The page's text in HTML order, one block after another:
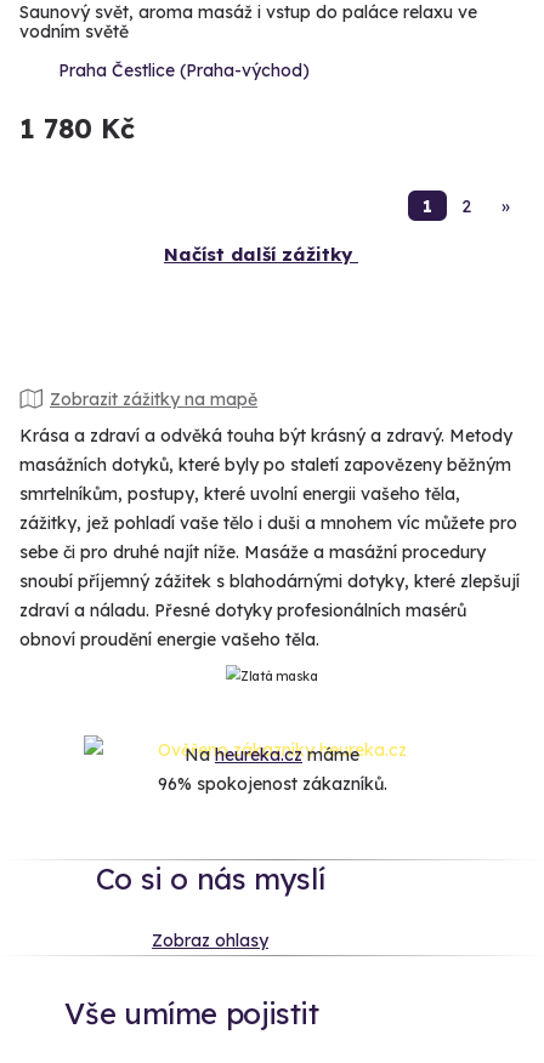
Saunový svět, aroma masáž i vstup do paláce relaxu ve
vodním světě
Praha Čestlice (Praha-východ)
1 780 Kč
1 2 »
Načíst další zážitky
Zobrazit zážitky na mapě
Krása a zdraví a odvěká touha být krásný a zdravý. Metody
masážních dotyků, které byly po staletí zapovězeny běžným
smrtelníkům, postupy, které uvolní energii vašeho těla,
zážitky, jež pohladí vaše tělo i duši a mnohem víc můžete pro
sebe či pro druhé najít níže. Masáže a masážní procedury
snoubí příjemný zážitek s blahodárnými dotyky, které zlepšují
zdraví a náladu. Přesné dotyky profesionálních masérů
obnoví proudění energie vašeho těla.
Naheureka.czmáme
96% spokojenost zákazníků.
Co si o nás myslí
Zobraz ohlasy
Vše umíme pojistit